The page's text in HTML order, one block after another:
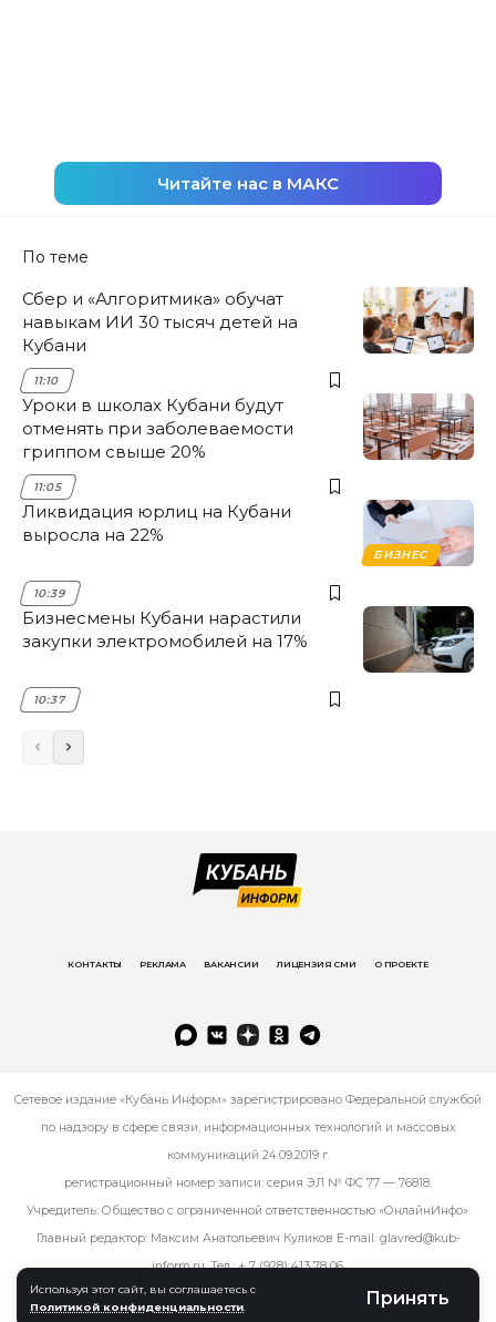
Используя этот сайт, вы соглашаетесь с
Политикой конфиденциальности
Принять
Читайте нас в МАКС
По теме
Сбер и «Алгоритмика» обучат
навыкам ИИ 30 тысяч детей на
Кубани
11:10
Уроки в школах Кубани будут
отменять при заболеваемости
гриппом свыше 20%
11:05
БИЗНЕС
Ликвидация юрлиц на Кубани
выросла на 22%
10:39
Бизнесмены Кубани нарастили
закупки электромобилей на 17%
10:37
КОНТАКТЫ РЕКЛАМА ВАКАНСИИ ЛИЦЕНЗИЯ СМИ О ПРОЕКТЕ
Сетевое издание «Кубань Информ» зарегистрировано Федеральной службой
по надзору в сфере связи, информационных технологий и массовых
коммуникаций 24.09.2019 г.
регистрационный номер записи: серия ЭЛ № ФС 77 — 76818.
Учредитель: Общество с ограниченной ответственностью «ОнлайнИнфо».
Главный редактор: Максим Анатольевич Куликов E-mail: glavred@kub-
inform.ru. Тел.:+ 7 (928) 413 78 06.
© kub-inform 2026